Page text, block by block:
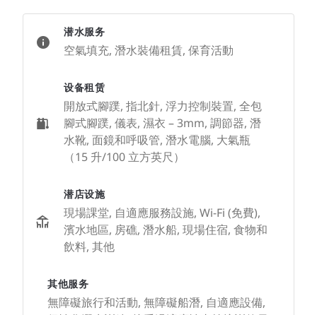
潜水服务
空氣填充, 潛水裝備租賃, 保育活動
设备租赁
開放式腳蹼, 指北針, 浮力控制裝置, 全包
腳式腳蹼, 儀表, 濕衣 – 3mm, 調節器, 潛
水靴, 面鏡和呼吸管, 潛水電腦, 大氣瓶
（15 升/100 立方英尺）
潜店设施
現場課堂, 自適應服務設施, Wi-Fi (免費),
濱水地區, 房礁, 潛水船, 現場住宿, 食物和
飲料, 其他
其他服务
無障礙旅行和活動, 無障礙船潛, 自適應設備,